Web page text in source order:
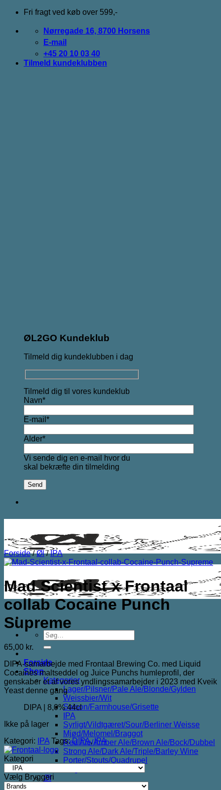
Fortsæt
indhold
Fri fragt ved køb over 599,-
Nørregade 16, 8700 Horsens
E-mail
+45 20 10 03 40
Tilmeld kundeklubben
ØL2GO Kundeklub
Tilmeld dig kundeklubben i dag
Tilmeld dig til vores kundeklub
Navn*
E-mail*
Alder*
Vi sende dig en e-mail hvor du
skal bekræfte din tilmelding
Søg
efter:
Forside
Shop
Kategorier
Lager/Pilsner/Pale Ale/Blonde/Gylden
Weissbier/Wit
Saison/Farmhouse/Grisette
IPA
Syrligt/Vildtgæret/Sour/Berliner Weisse
Mjød/Melomel/Braggot
Red Ale/Amber Ale/Brown Ale/Bock/Dubbel
Strong Ale/Dark Ale/Triple/Barley Wine
Porter/Stouts/Quadrupel
Øl
Forside / Øl / IPA
Mad Scientist x Frontaal
collab Cocaine Punch
Supreme
65,00 kr.
DIPA-samarbejde med Frontaal Brewing Co. med Liquid
Cocaines maltseddel og Juice Punchs humleprofil, der
genskaber et af vores yndlingssamarbejder i 2023 med Kveik
Yeast denne gang
DIPA | 8,0% 44cl
Ikke på lager
Kategori:
IPA Tags:DIPA,IPA
Kategori
Vælg Bryggeri